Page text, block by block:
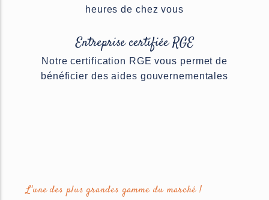
heures de chez vous
Entreprise certifiée RGE
Notre certification RGE vous permet de
bénéficier des aides gouvernementales
L'une des plus grandes gamme du marché !